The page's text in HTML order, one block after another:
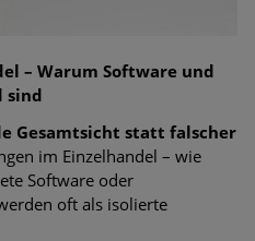
– Warum Software und
sind
Gesamtsicht statt falscher
im Einzelhandel – wie
Software oder
oft als isolierte